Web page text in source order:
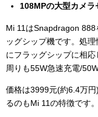
108MPの大型カメラ
Mi 11はSnapdragon 888
ッグシップ機です。処
にフラッグシップに相
周りも55W急速充電/
価格は3999元(約6.4万
るのもMi 11の特徴です。